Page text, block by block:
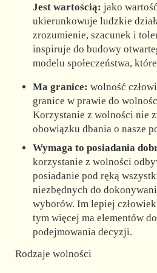
Jest wartością: jako
ukierunkowuje ludzkie
zrozumienie, szacunek i
inspiruje do budowy
modelu społeczeństwa,
Ma granice: wolność
granice w prawie do
Korzystanie z wolności nie
obowiązku dbania o nasze
Wymaga to posiadania
korzystanie z wolności
posiadanie pod ręką
niezbędnych do
wyborów. Im lepiej
tym więcej ma elementów
podejmowania decyzji.
Rodzaje wolności